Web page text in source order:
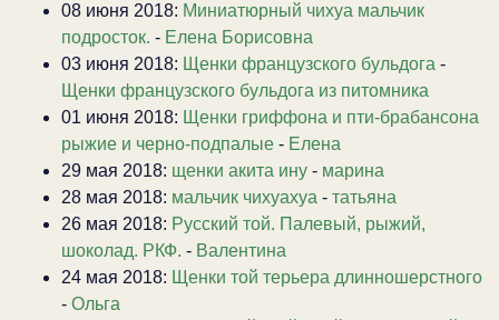
08 июня 2018: Миниатюрный чихуа мальчик
подросток. - Елена Борисовна
03 июня 2018: Щенки французского бульдога -
Щенки французского бульдога из питомника
01 июня 2018: Щенки гриффона и пти-брабансона
рыжие и черно-подпалые - Елена
29 мая 2018: щенки акита ину - марина
28 мая 2018: мальчик чихуахуа - татьяна
26 мая 2018: Русский той. Палевый, рыжий,
шоколад. РКФ. - Валентина
24 мая 2018: Щенки той терьера длинношерстного
- Ольга